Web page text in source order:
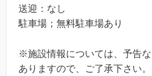
送迎：なし
駐車場；無料駐車場あり
※施設情報については、予告
ありますので、ご了承下さい。